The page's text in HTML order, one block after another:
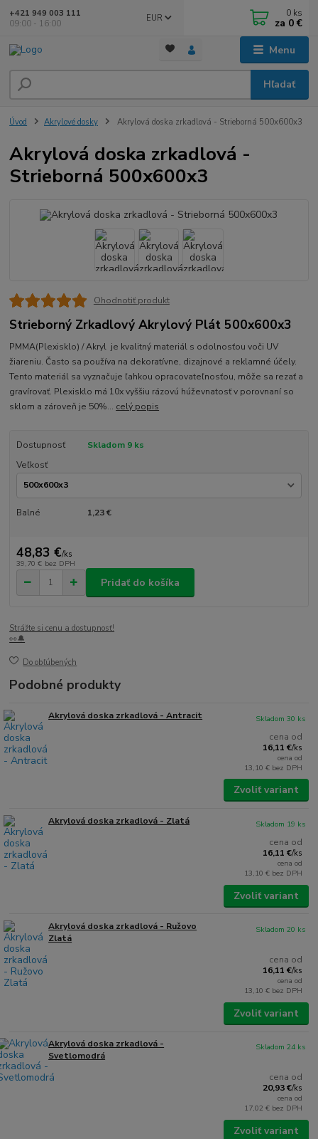
Menu
EUR
Hľadať
+421 949 003 111
09:00 - 16:00
0 ks
za 0 €
Úvod Akrylové dosky Akrylová doska zrkadlová - Strieborná 500x600x3
Akrylová doska zrkadlová -
Strieborná 500x600x3
Ohodnotiť produkt
Strieborný Zrkadlový Akrylový Plát 500x600x3
PMMA(Plexisklo) / Akryl je kvalitný materiál s odolnosťou voči UV
žiareniu. Často sa používa na dekoratívne, dizajnové a reklamné účely.
Tento materiál sa vyznačuje ľahkou opracovateľnosťou, môže sa rezať a
gravírovať. Plexisklo má 10x vyššiu rázovú húževnatosť v porovnaní so
sklom a zároveň je 50%... celý popis
Dostupnosť
Skladom 9 ks
Veľkosť
Balné 1,23 €
48,83 €/ks
39,70 € bez DPH
Pridať do košíka
Strážte si cenu a dostupnosť!
👀🔔
Do obľúbených
Podobné produkty
Akrylová doska zrkadlová - Antracit
cena od
16,11 €/ks
cena od
13,10 € bez DPH
Skladom 30 ks
Zvoliť variant
Akrylová doska zrkadlová - Zlatá
cena od
16,11 €/ks
cena od
13,10 € bez DPH
Skladom 19 ks
Zvoliť variant
Akrylová doska zrkadlová - Ružovo
Zlatá
cena od
16,11 €/ks
cena od
13,10 € bez DPH
Skladom 20 ks
Zvoliť variant
Akrylová doska zrkadlová -
Svetlomodrá
cena od
20,93 €/ks
cena od
17,02 € bez DPH
Skladom 24 ks
Zvoliť variant